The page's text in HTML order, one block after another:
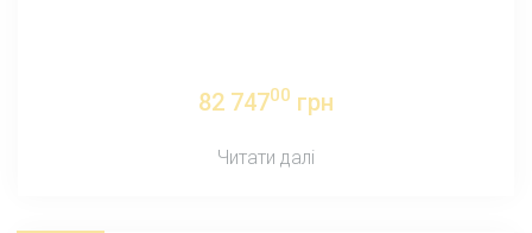
82 74700 грн
Читати далі